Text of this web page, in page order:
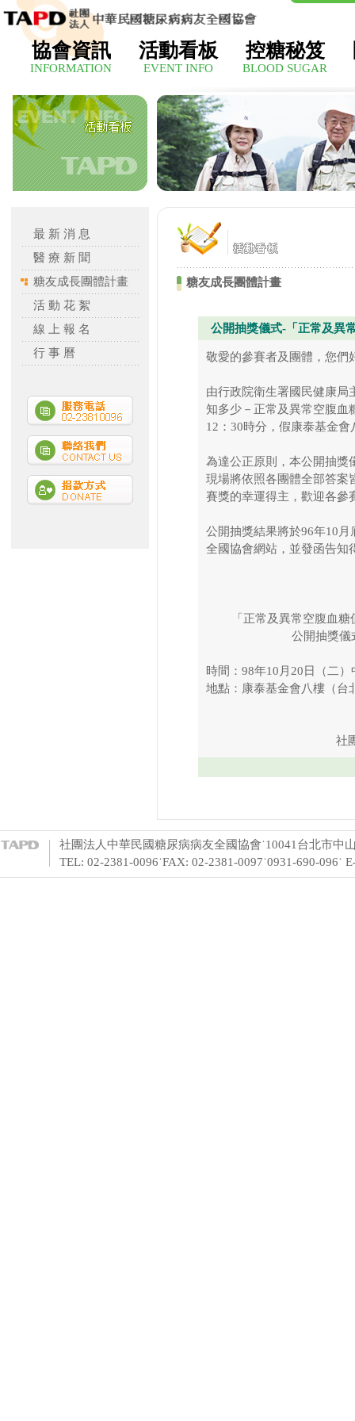
協會資訊
INFORMATION
活動看板
EVENT INFO
控糖秘笈
BLOOD SUGAR
最 新 消 息
醫 療 新 聞
糖友成長團體計畫
活 動 花 絮
線 上 報 名
行 事 曆
糖友成長團體計畫
公開抽獎儀式-「正常及異
敬愛的參賽者及團體，您們
由行政院衛生署國民健康局
知多少－正常及異常空腹血
12：30時分，假康泰基金
為達公正原則，本公開抽獎
現場將依照各團體全部答案
賽獎的幸運得主，歡迎各參
公開抽獎結果將於96年10
全國協會網站，並發函告知
「正常及異常空腹血糖
公開抽獎儀
時間：98年10月20日（二）
地點：康泰基金會八樓（台
社團法人中華民
社團法人中華民國糖尿病病友全國協會˙10041台北市中
TEL: 02-2381-0096˙FAX: 02-2381-0097˙0931-690-096˙